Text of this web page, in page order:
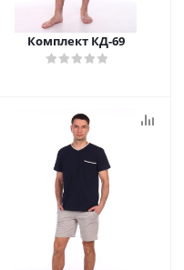
Комплект КД-69